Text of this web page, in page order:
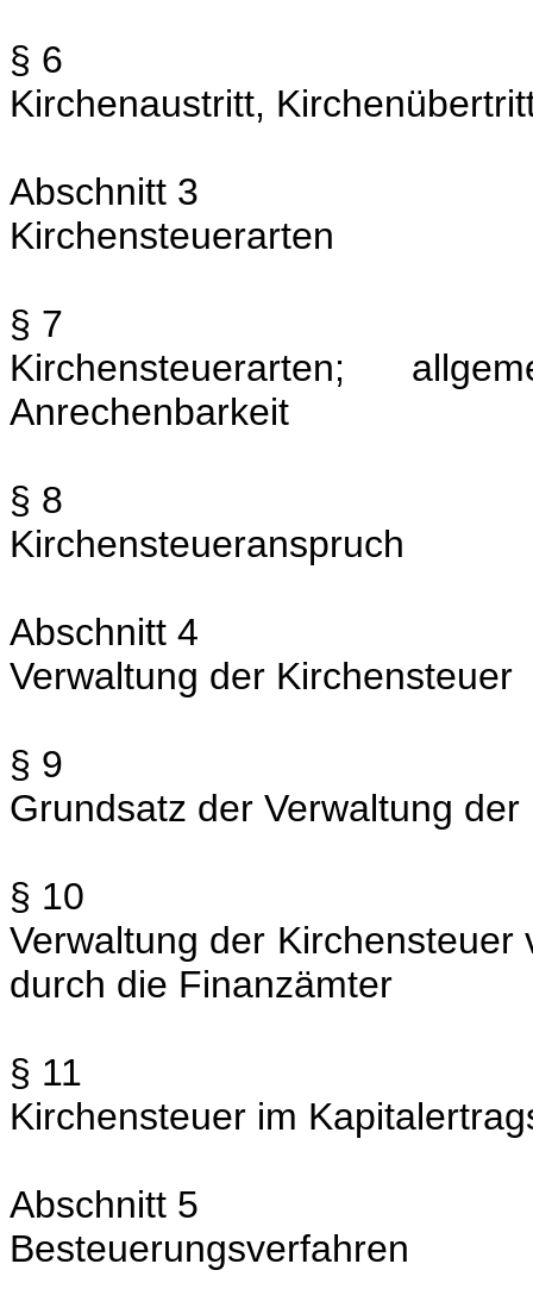
§ 6
Kirchenaustritt,
Abschnitt 3
Kirchensteuerarten
§ 7
Kirchensteuerarten;
Anrechenbarkeit
§ 8
Kirchensteueranspruch
Abschnitt 4
Verwaltung der Kirchensteuer
§ 9
Grundsatz der Verwaltung
§ 10
Verwaltung der
durch die Finanzämter
§ 11
Kirchensteuer im
Abschnitt 5
Besteuerungsverfahren